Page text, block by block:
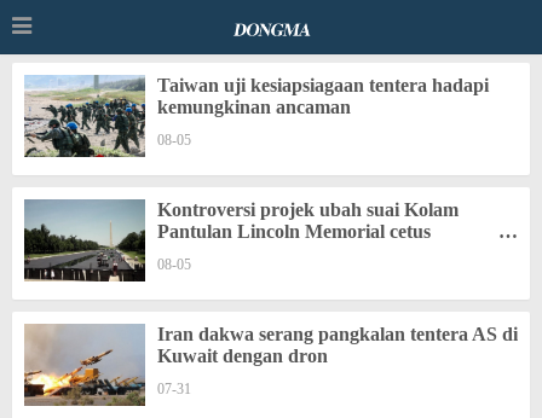
Taiwan uji kesiapsiagaan tentera hadapi
kemungkinan ancaman
08-05
Kontroversi projek ubah suai Kolam
Pantulan Lincoln Memorial cetus
08-05
Iran dakwa serang pangkalan tentera AS di
Kuwait dengan dron
07-31